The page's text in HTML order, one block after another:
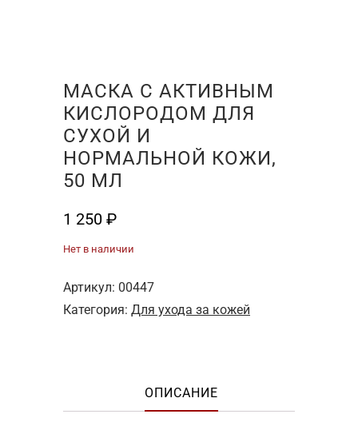
МАСКА С АКТИВНЫМ
КИСЛОРОДОМ ДЛЯ
СУХОЙ И
НОРМАЛЬНОЙ КОЖИ,
50 МЛ
1 250 ₽
Нет в наличии
Артикул: 00447
Категория: Для ухода за кожей
ОПИСАНИЕ